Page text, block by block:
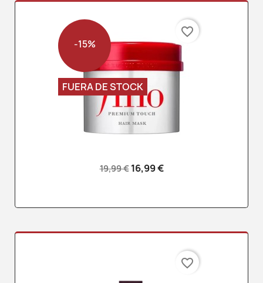
19,99 € 16,99 €
-15%
FUERA DE STOCK
favorite_border
favorite_border